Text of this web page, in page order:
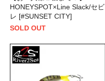
HONEYSPOT×Line Slack/セビ
レ [#SUNSET CITY]
SOLD OUT